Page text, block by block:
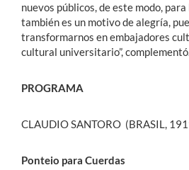
nuevos públicos, de este modo,
también es un motivo de alegría,
transformarnos en embajadores
cultural universitario”,
PROGRAMA
CLAUDIO SANTORO (BRASIL,
Ponteio para Cuerdas